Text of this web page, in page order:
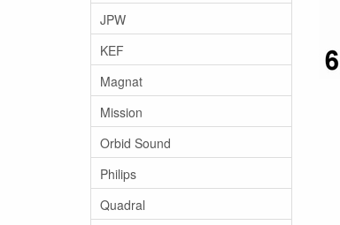
JPW
KEF
Magnat
Mission
Orbid Sound
Philips
Quadral